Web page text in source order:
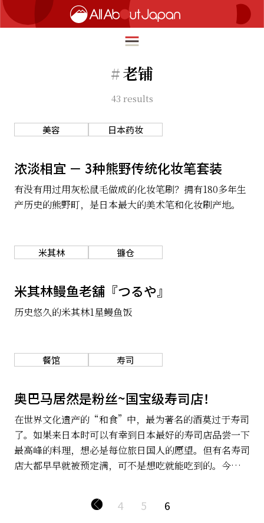
ภาษาไทย
한국어
旅行
美食
文化
热点
关于我们
#老铺
43 results
美容 日本药妆
浓淡相宜 － 3种熊野传统化妆笔套装
有没有用过用灰松鼠毛做成的化妆笔刷？拥有180多年生
产历史的熊野町，是日本最大的美术笔和化妆刷产地。
米其林 镰仓
米其林鳗鱼老舖『つるや』
历史悠久的米其林1星鳗鱼饭
餐馆 寿司
奥巴马居然是粉丝~国宝级寿司店！
在世界文化遗产的“和食”中，最为著名的酒莫过于寿司
了。如果来日本时可以有幸到日本最好的寿司店品尝一下
最高峰的料理，想必是每位旅日国人的愿望。但有名寿司
店大都早早就被预定满，可不是想吃就能吃到的。今天，
4 5 6